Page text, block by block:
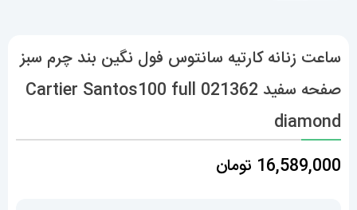
ساعت زنانه کارتیه سانتوس فول نگین بند چرم سبز
صفحه سفید 021362 Cartier Santos100 full
diamond
16,589,000 تومان